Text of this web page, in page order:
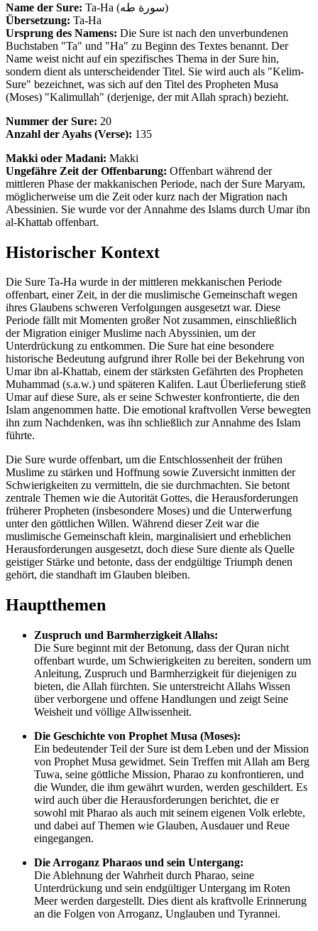
Name der Sure:
Ta-Ha (سورة طه)
Übersetzung: Ta-Ha
Ursprung des Namens: Die Sure ist nach den unverbundenen
Buchstaben "Ta" und "Ha" zu Beginn des Textes benannt. Der
Name weist nicht auf ein spezifisches Thema in der Sure hin,
sondern dient als unterscheidender Titel. Sie wird auch als "Kelim-
Sure" bezeichnet, was sich auf den Titel des Propheten Musa
(Moses) "Kalimullah" (derjenige, der mit Allah sprach) bezieht.
Nummer der Sure: 20
Anzahl der Ayahs (Verse): 135
Makki oder Madani: Makki
Ungefähre Zeit der Offenbarung: Offenbart während der
mittleren Phase der makkanischen Periode, nach der Sure Maryam,
möglicherweise um die Zeit oder kurz nach der Migration nach
Abessinien. Sie wurde vor der Annahme des Islams durch Umar ibn
al-Khattab offenbart.
Historischer Kontext
Die Sure Ta-Ha wurde in der mittleren mekkanischen Periode
offenbart, einer Zeit, in der die muslimische Gemeinschaft wegen
ihres Glaubens schweren Verfolgungen ausgesetzt war. Diese
Periode fällt mit Momenten großer Not zusammen, einschließlich
der Migration einiger Muslime nach Abyssinien, um der
Unterdrückung zu entkommen. Die Sure hat eine besondere
historische Bedeutung aufgrund ihrer Rolle bei der Bekehrung von
Umar ibn al-Khattab, einem der stärksten Gefährten des Propheten
Muhammad (s.a.w.) und späteren Kalifen. Laut Überlieferung stieß
Umar auf diese Sure, als er seine Schwester konfrontierte, die den
Islam angenommen hatte. Die emotional kraftvollen Verse bewegten
ihn zum Nachdenken, was ihn schließlich zur Annahme des Islam
führte.
Die Sure wurde offenbart, um die Entschlossenheit der frühen
Muslime zu stärken und Hoffnung sowie Zuversicht inmitten der
Schwierigkeiten zu vermitteln, die sie durchmachten. Sie betont
zentrale Themen wie die Autorität Gottes, die Herausforderungen
früherer Propheten (insbesondere Moses) und die Unterwerfung
unter den göttlichen Willen. Während dieser Zeit war die
muslimische Gemeinschaft klein, marginalisiert und erheblichen
Herausforderungen ausgesetzt, doch diese Sure diente als Quelle
geistiger Stärke und betonte, dass der endgültige Triumph denen
gehört, die standhaft im Glauben bleiben.
Hauptthemen
Zuspruch und Barmherzigkeit Allahs:
Die Sure beginnt mit der Betonung, dass der Quran nicht
offenbart wurde, um Schwierigkeiten zu bereiten, sondern um
Anleitung, Zuspruch und Barmherzigkeit für diejenigen zu
bieten, die Allah fürchten. Sie unterstreicht Allahs Wissen
über verborgene und offene Handlungen und zeigt Seine
Weisheit und völlige Allwissenheit.
Die Geschichte von Prophet Musa (Moses):
Ein bedeutender Teil der Sure ist dem Leben und der Mission
von Prophet Musa gewidmet. Sein Treffen mit Allah am Berg
Tuwa, seine göttliche Mission, Pharao zu konfrontieren, und
die Wunder, die ihm gewährt wurden, werden geschildert. Es
wird auch über die Herausforderungen berichtet, die er
sowohl mit Pharao als auch mit seinem eigenen Volk erlebte,
und dabei auf Themen wie Glauben, Ausdauer und Reue
eingegangen.
Die Arroganz Pharaos und sein Untergang:
Die Ablehnung der Wahrheit durch Pharao, seine
Unterdrückung und sein endgültiger Untergang im Roten
Meer werden dargestellt. Dies dient als kraftvolle Erinnerung
an die Folgen von Arroganz, Unglauben und Tyrannei.